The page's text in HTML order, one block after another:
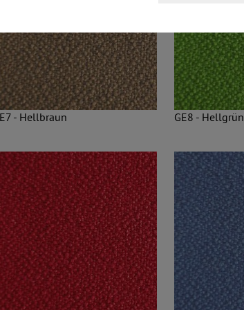
- Hellbraun GE8 - Hellgrün